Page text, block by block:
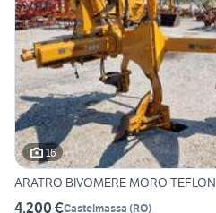
16
ARATRO BIVOMERE MORO TEFLON
4.200 €Castelmassa (RO)